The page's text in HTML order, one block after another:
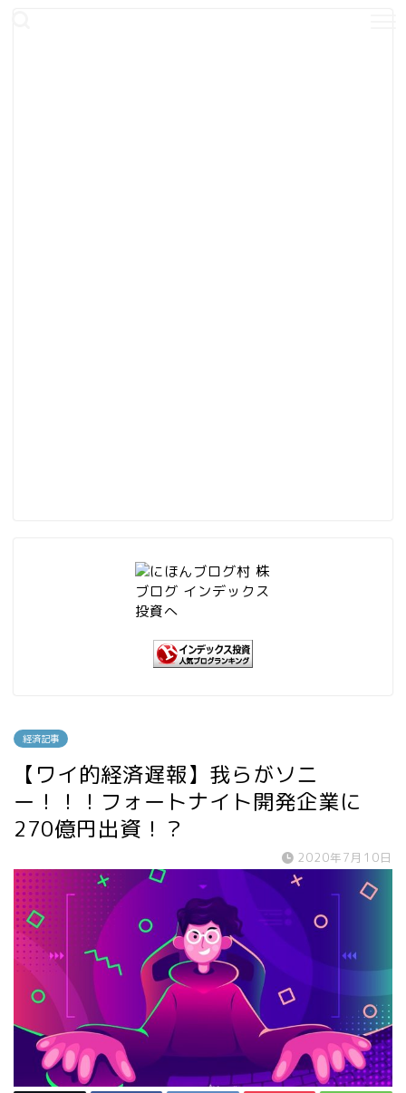
経済記事
【ワイ的経済遅報】我らがソニ
ー！！！フォートナイト開発企業に
270億円出資！？
2020年7月10日